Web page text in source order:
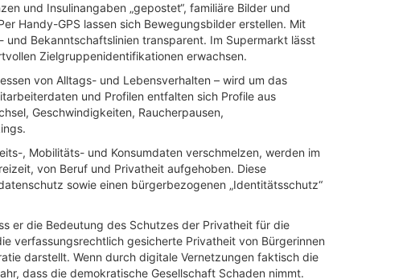
und Insulinangaben „gepostet“, familiäre Bilder und
Handy-GPS lassen sich Bewegungsbilder erstellen. Mit
und Bekanntschaftslinien transparent. Im Supermarkt lässt
Zielgruppenidentifikationen erwachsen.
von Alltags- und Lebensverhalten – wird um das
und Profilen entfalten sich Profile aus
Geschwindigkeiten, Raucherpausen,
, Mobilitäts- und Konsumdaten verschmelzen, werden im
von Beruf und Privatheit aufgehoben. Diese
sowie einen bürgerbezogenen „Identitätsschutz“
er die Bedeutung des Schutzes der Privatheit für die
verfassungsrechtlich gesicherte Privatheit von Bürgerinnen
darstellt. Wenn durch digitale Vernetzungen faktisch die
dass die demokratische Gesellschaft Schaden nimmt.